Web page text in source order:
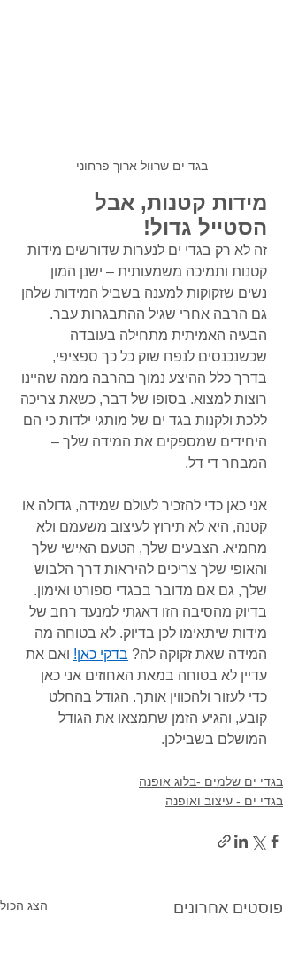
בגד ים שרוול ארוך פרחוני
מידות קטנות, אבל
הסטייל גדול!
זה לא רק בגדי ים לנערות שדורשים מידות
קטנות ותמיכה משמעותית – ישנן המון
נשים שזקוקות למענה בשביל המידות שלהן
גם הרבה אחרי שגיל ההתבגרות עבר.
הבעיה האמיתית מתחילה בעובדה
שכשנכנסים לנפח שוק כל כך ספציפי,
בדרך כלל ההיצע נמוך בהרבה ממה שהיינו
רוצות למצוא. בסופו של דבר, כשאת צריכה
ללכת ולקנות בגד ים של מותגי ילדות כי הם
היחידים שמספקים את המידה שלך –
המבחר די דל.
אני כאן כדי להזכיר לעולם שמידה, גדולה או
קטנה, היא לא תירוץ לעיצוב משעמם ולא
מחמיא. הצבעים שלך, הטעם האישי שלך
והאופי שלך צריכים להיראות דרך הלבוש
שלך, גם אם מדובר בבגדי ספורט ואימון.
בדיוק מהסיבה הזו דאגתי למנעד רחב של
מידות שיתאימו לכן בדיוק. לא בטוחה מה
המידה שאת זקוקה לה? בדקי כאן! ואם את
עדיין לא בטוחה במאת האחוזים אני כאן
כדי לעזור ולהכווין אותך. הגודל בהחלט
קובע, והגיע הזמן שתמצאו את הגודל
המושלם בשבילכן.
בגדי ים שלמים -בלוג אופנה
בגדי ים - עיצוב ואופנה
פוסטים אחרונים הצג הכול